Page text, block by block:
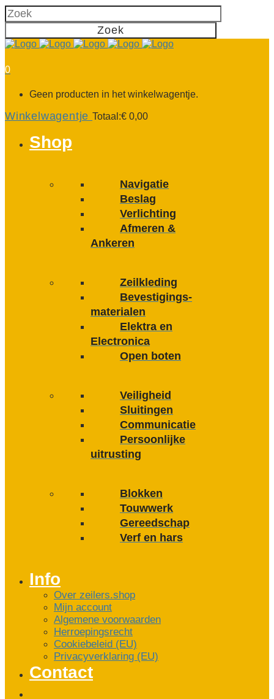
0
Geen producten in het winkelwagentje.
Winkelwagentje Totaal:€ 0,00
Shop
Navigatie
Beslag
Verlichting
Afmeren &
Ankeren
Zeilkleding
Bevestigings­­
materialen
Elektra en
Electronica
Open boten
Veiligheid
Sluitingen
Communicatie
Persoonlijke
uitrusting
Blokken
Touwwerk
Gereedschap
Verf en hars
Info
Over zeilers.shop
Mijn account
Algemene voorwaarden
Herroepingsrecht
Cookiebeleid (EU)
Privacyverklaring (EU)
Contact